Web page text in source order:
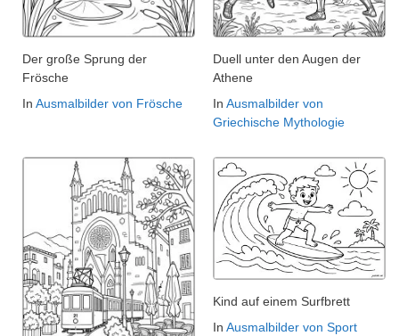
Der große Sprung der
Frösche
In Ausmalbilder von Frösche
Duell unter den Augen der
Athene
In Ausmalbilder von
Griechische Mythologie
Kind auf einem Surfbrett
In Ausmalbilder von Sport